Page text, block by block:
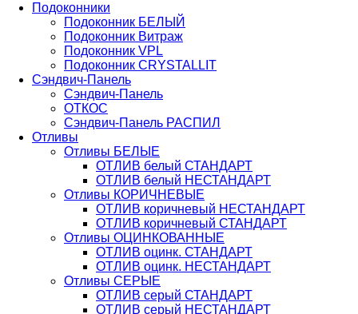
Подоконники
Подоконник БЕЛЫЙ
Подоконник Витраж
Подоконник VPL
Подоконник CRYSTALLIT
Сэндвич-Панель
Сэндвич-Панель
ОТКОС
Сэндвич-Панель РАСПИЛ
Отливы
Отливы БЕЛЫЕ
ОТЛИВ белый СТАНДАРТ
ОТЛИВ белый НЕСТАНДАРТ
Отливы КОРИЧНЕВЫЕ
ОТЛИВ коричневый НЕСТАНДАРТ
ОТЛИВ коричневый СТАНДАРТ
Отливы ОЦИНКОВАННЫЕ
ОТЛИВ оцинк. СТАНДАРТ
ОТЛИВ оцинк. НЕСТАНДАРТ
Отливы СЕРЫЕ
ОТЛИВ серый СТАНДАРТ
ОТЛИВ серый НЕСТАНДАРТ